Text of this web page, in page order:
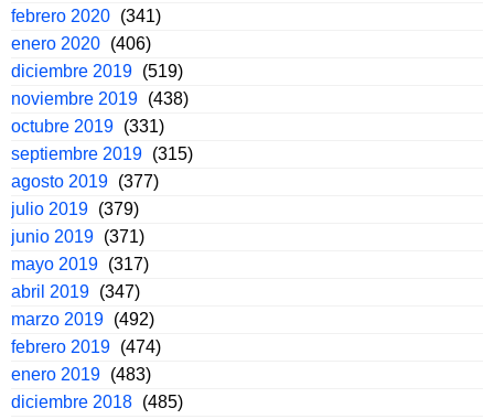
febrero 2020 (341)
enero 2020 (406)
diciembre 2019 (519)
noviembre 2019 (438)
octubre 2019 (331)
septiembre 2019 (315)
agosto 2019 (377)
julio 2019 (379)
junio 2019 (371)
mayo 2019 (317)
abril 2019 (347)
marzo 2019 (492)
febrero 2019 (474)
enero 2019 (483)
diciembre 2018 (485)